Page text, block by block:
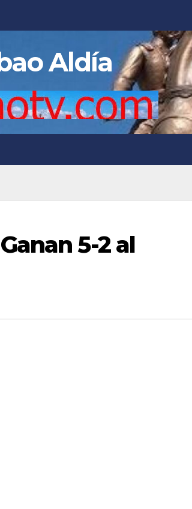
Aldía
5-2 al